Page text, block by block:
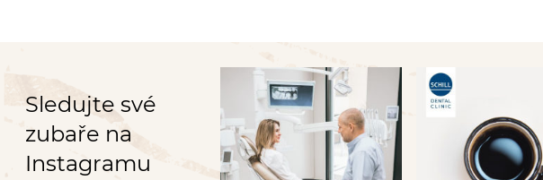
Sledujte své
zubaře na
Instagramu